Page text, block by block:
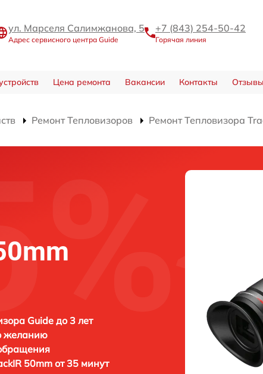
ул. Марселя Салимжанова, 5
Адрес сервисного центра Guide
+7 (843) 254-50-42
Горячая линия
Цена ремонта Вакансии Контакты Отзывы
Ремонт Тепловизоров Ремонт Тепловизора
Guide до 3 лет
желанию
50mm от 35 минут